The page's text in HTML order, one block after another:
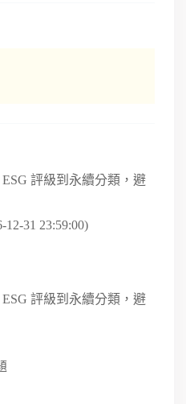
評級到永續分類，避
12-31 23:59:00)
評級到永續分類，避